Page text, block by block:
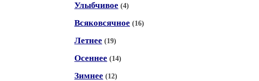
Улыбчивое (4)
Всяковсячное (16)
Летнее (19)
Осеннее (14)
Зимнее (12)